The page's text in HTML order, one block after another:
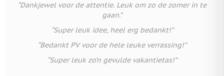
“Dankjewel voor de attentie. Leuk om zo de zomer in te
gaan.”
“Super leuk idee, heel erg bedankt!”
“Bedankt PV voor de hele leuke verrassing!”
“Super leuk zo’n gevulde vakantietas!”